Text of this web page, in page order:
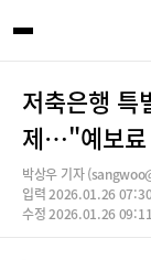
저축은행
제…"예보
박상우 기자
입력 2026.01.26
수정 2026.01.26 09:11